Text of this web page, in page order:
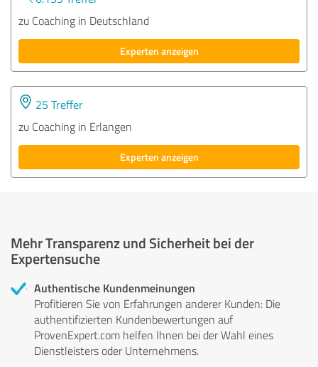
zu Coaching in Deutschland
Experten anzeigen
25 Treffer
zu Coaching in Erlangen
Experten anzeigen
Mehr Transparenz und Sicherheit bei der
Expertensuche
Authentische Kundenmeinungen
Profitieren Sie von Erfahrungen anderer Kunden: Die
authentifizierten Kundenbewertungen auf
ProvenExpert.com helfen Ihnen bei der Wahl eines
Dienstleisters oder Unternehmens.